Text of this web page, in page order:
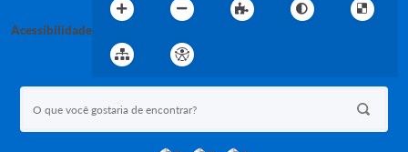
Acessibilidade